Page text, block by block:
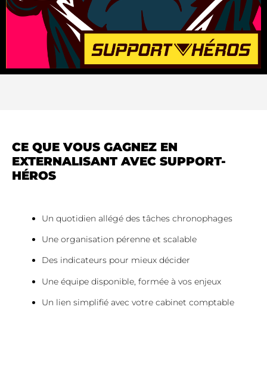
CE QUE VOUS GAGNEZ EN
EXTERNALISANT AVEC SUPPORT-
HÉROS
Un quotidien allégé des tâches chronophages
Une organisation pérenne et scalable
Des indicateurs pour mieux décider
Une équipe disponible, formée à vos enjeux
Un lien simplifié avec votre cabinet comptable